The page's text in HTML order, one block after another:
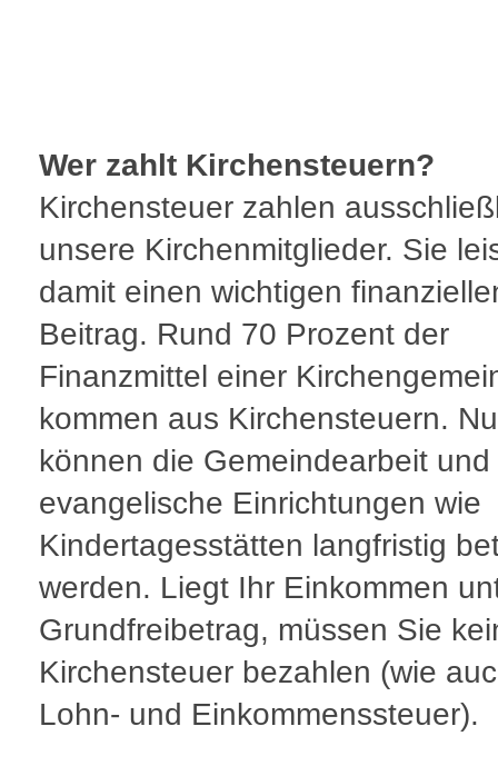
Wer zahlt Kirchensteuern?
Kirchensteuer zahlen
unsere Kirchenmitglieder. Sie
damit einen wichtigen
Beitrag. Rund 70 Prozent der
Finanzmittel einer
kommen aus Kirchensteuern.
können die Gemeindearbeit und
evangelische Einrichtungen wie
Kindertagesstätten langfristig
werden. Liegt Ihr Einkommen
Grundfreibetrag, müssen Sie
Kirchensteuer bezahlen (wie
Lohn- und Einkommenssteuer).